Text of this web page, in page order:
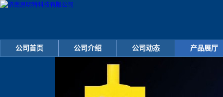
公司首页 公司介绍 公司动态 产品展厅